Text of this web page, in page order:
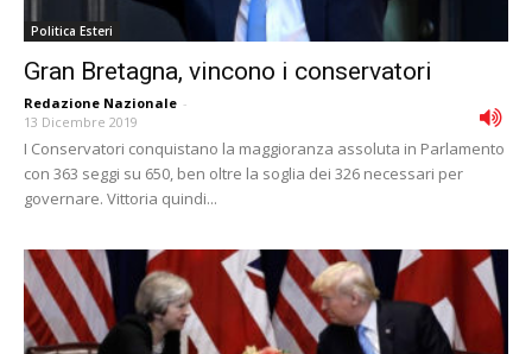
Politica Esteri
Gran Bretagna, vincono i conservatori
Redazione Nazionale -
13 Dicembre 2019
I Conservatori conquistano la maggioranza assoluta in Parlamento
con 363 seggi su 650, ben oltre la soglia dei 326 necessari per
governare. Vittoria quindi...